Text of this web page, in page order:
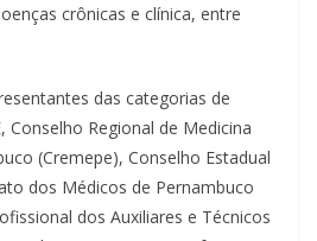
crônicas e clínica, entre
das categorias de
Conselho Regional de Medicina
(Cremepe), Conselho Estadual
dos Médicos de Pernambuco
dos Auxiliares e Técnicos